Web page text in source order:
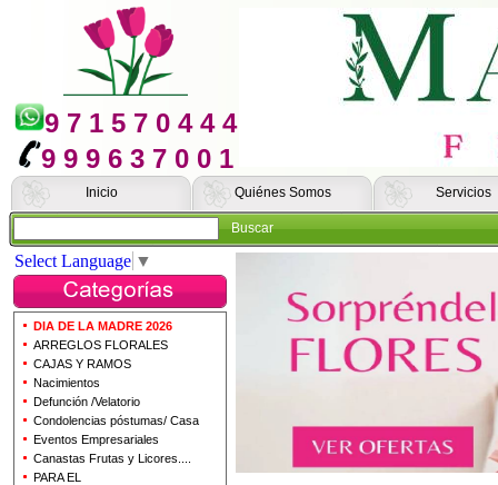
9 7 1 5 7 0 4 4 4
9 9 9 6 3 7 0 0 1
Inicio Quiénes Somos Servicios
Buscar
Select Language ▼
DIA DE LA MADRE 2026
ARREGLOS FLORALES
CAJAS Y RAMOS
Nacimientos
Defunción /Velatorio
Condolencias póstumas/ Casa
Eventos Empresariales
Canastas Frutas y Licores....
PARA EL